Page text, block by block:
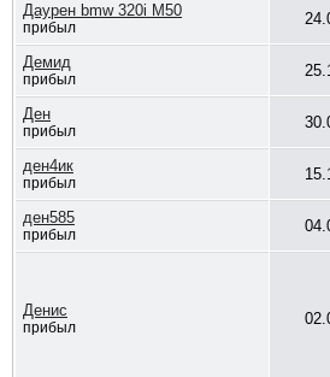
Даурен bmw 320i M50
прибыл
Демид
прибыл
Ден
прибыл
ден4ик
прибыл
ден585
прибыл
Денис
прибыл